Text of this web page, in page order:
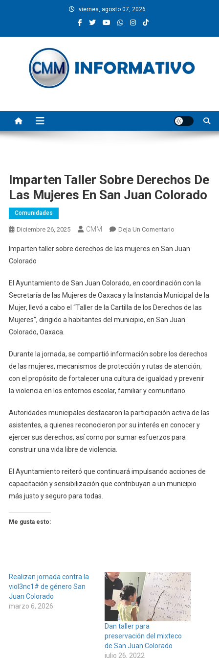
viernes, agosto 07, 2026
Imparten Taller Sobre Derechos De
Las Mujeres En San Juan Colorado
Comunidades
Diciembre 26, 2025 CMM Deja Un ComentarioEn
Taller
De
Las
Mujeres
En
Colorado
Imparten taller sobre derechos de las mujeres en San Juan
Colorado
El Ayuntamiento de San Juan Colorado, en coordinación con la
Secretaría de las Mujeres de Oaxaca y la Instancia Municipal de la
Mujer, llevó a cabo el “Taller de la Cartilla de los Derechos de las
Mujeres”, dirigido a habitantes del municipio, en San Juan
Colorado, Oaxaca.
Durante la jornada, se compartió información sobre los derechos
de las mujeres, mecanismos de protección y rutas de atención,
con el propósito de fortalecer una cultura de igualdad y prevenir
la violencia en los entornos escolar, familiar y comunitario.
Autoridades municipales destacaron la participación activa de las
asistentes, a quienes reconocieron por su interés en conocer y
ejercer sus derechos, así como por sumar esfuerzos para
construir una vida libre de violencia.
El Ayuntamiento reiteró que continuará impulsando acciones de
capacitación y sensibilización que contribuyan a un municipio
más justo y seguro para todas.
Me gusta esto:
Realizan jornada contra la
viol3nc1# de género San
Juan Colorado
marzo 6, 2026
Dan taller para
preservación del mixteco
de San Juan Colorado
julio 26, 2022